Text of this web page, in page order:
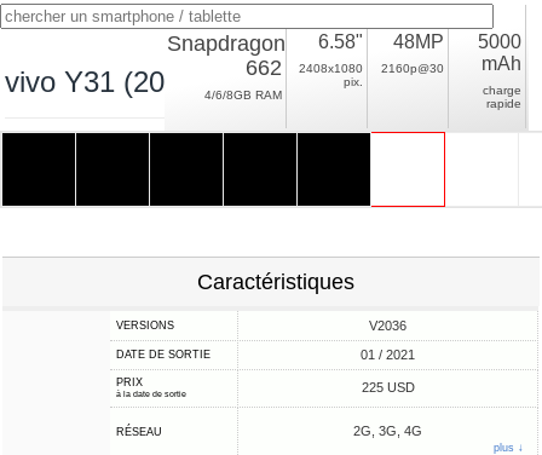
vivo Y31 (2021)
Snapdragon
662
4/6/8GB RAM
6.58"
2408x1080
pix.
48MP
2160p@30
5000
mAh
charge
rapide
Caractéristiques
VERSIONS V2036
DATE DE SORTIE 01 / 2021
PRIX
à la date de sortie 225 USD
RÉSEAU 2G, 3G, 4G
plus ↓